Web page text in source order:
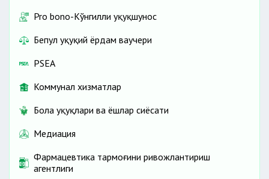
Pro bono-Кўнгилли ҳуқуқшунос
Бепул ҳуқуқий ёрдам ваучери
PSEA
Коммунал хизматлар
Бола ҳуқуқлари ва ёшлар сиёсати
Медиация
Фармацевтика тармоғини ривожлантириш
агентлиги